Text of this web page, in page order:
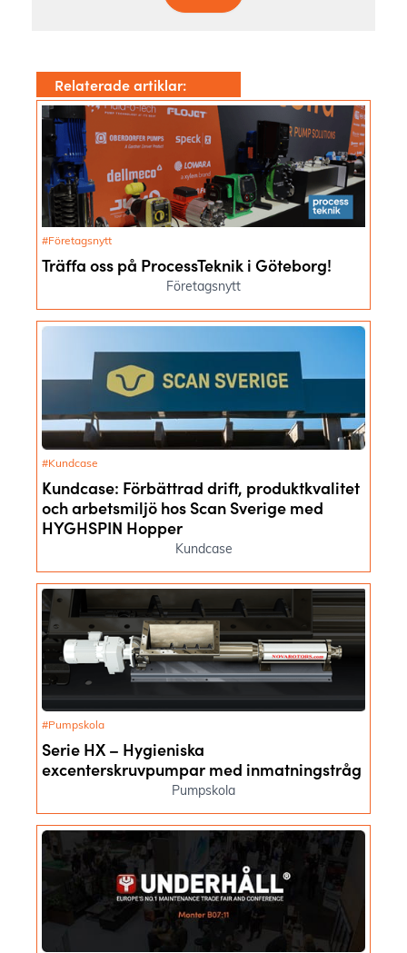
Relaterade artiklar:
#Företagsnytt
Träffa oss på ProcessTeknik i Göteborg!
Företagsnytt
#Kundcase
Kundcase: Förbättrad drift, produktkvalitet
och arbetsmiljö hos Scan Sverige med
HYGHSPIN Hopper
Kundcase
#Pumpskola
Serie HX – Hygieniska
excenterskruvpumpar med inmatningstråg
Pumpskola